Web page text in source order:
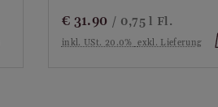
€ 31.90 / 0,75 l Fl.
inkl. USt. 20.0% exkl. Lieferung